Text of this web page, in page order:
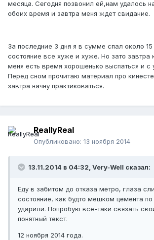
месяца. Сегодня позвонил ей,нам удалось
обоих время и завтра меня ждет свидание.
За последние 3 дня я в сумме спал около
состояние все хуже и хуже. Но зато завтра
меня есть время хорошенько выспаться и с
Перед сном прочитаю материал про
завтра начну практиковаться.
ReallyReal
Опубликовано: 13 ноября 2014
13.11.2014 в 04:32, Very-Well сказал:
Еду в забитом до отказа метро, глаза
состояние, как будто мешком цемента по
ударили. Попробую всё-таки связать
понятный текст.
12 ноября 2014 года.